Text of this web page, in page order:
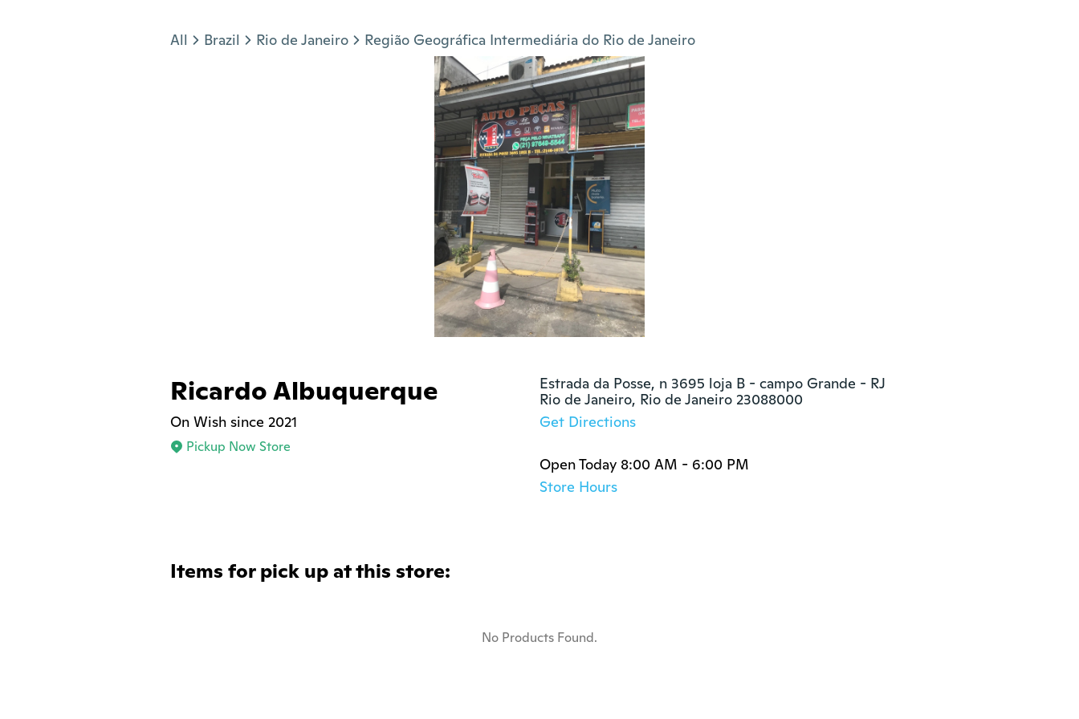
All Brazil Rio de Janeiro Região Geográfica Intermediária do Rio de Janeiro
Ricardo Albuquerque
On Wish since 2021
Pickup Now Store
Estrada da Posse, n 3695 loja B - campo Grande - RJ
Rio de Janeiro, Rio de Janeiro 23088000
Get Directions
Open Today 8:00 AM - 6:00 PM
Store Hours
Items for pick up at this store:
No Products Found.